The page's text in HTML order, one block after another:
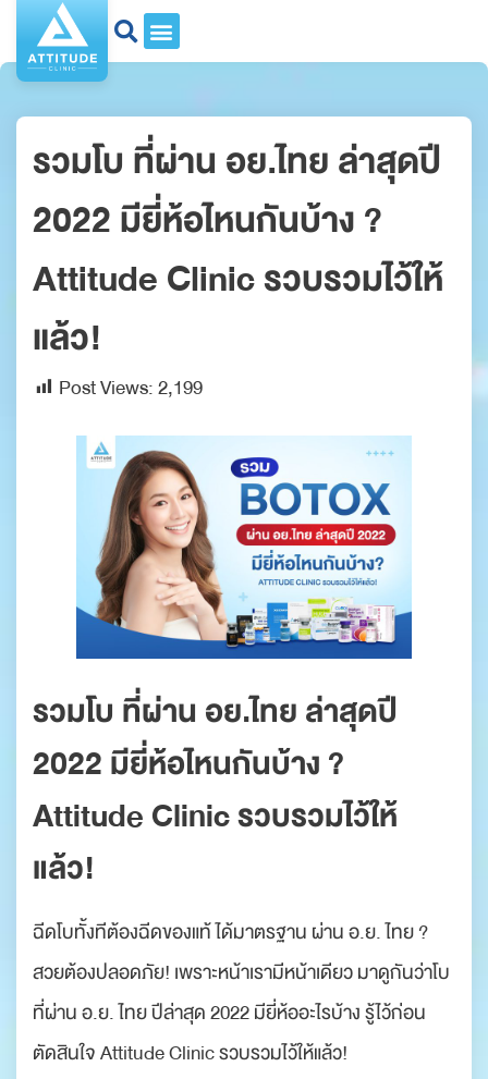
รวมโบ ที่ผ่าน อย.ไทย ล่าสุดปี
2022 มียี่ห้อไหนกันบ้าง ?
Attitude Clinic รวบรวมไว้ให้
แล้ว!
Post Views:2,199
รวมโบ ที่ผ่าน อย.ไทย ล่าสุดปี
2022 มียี่ห้อไหนกันบ้าง ?
Attitude Clinic รวบรวมไว้ให้
แล้ว!
ฉีดโบทั้งทีต้องฉีดของแท้ ได้มาตรฐาน ผ่าน อ.ย. ไทย ?
สวยต้องปลอดภัย! เพราะหน้าเรามีหน้าเดียว มาดูกันว่าโบ
ที่ผ่าน อ.ย. ไทย ปีล่าสุด 2022 มียี่ห้ออะไรบ้าง รู้ไว้ก่อน
ตัดสินใจ Attitude Clinic รวบรวมไว้ให้แล้ว!